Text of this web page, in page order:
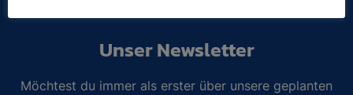
Unser Newsletter
Möchtest du immer als erster über unsere geplanten